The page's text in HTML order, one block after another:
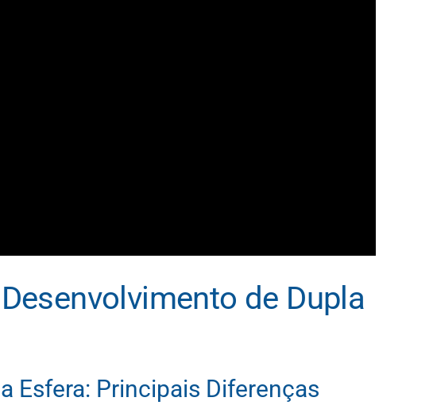
de Dupla
Esfera: Principais Diferenças